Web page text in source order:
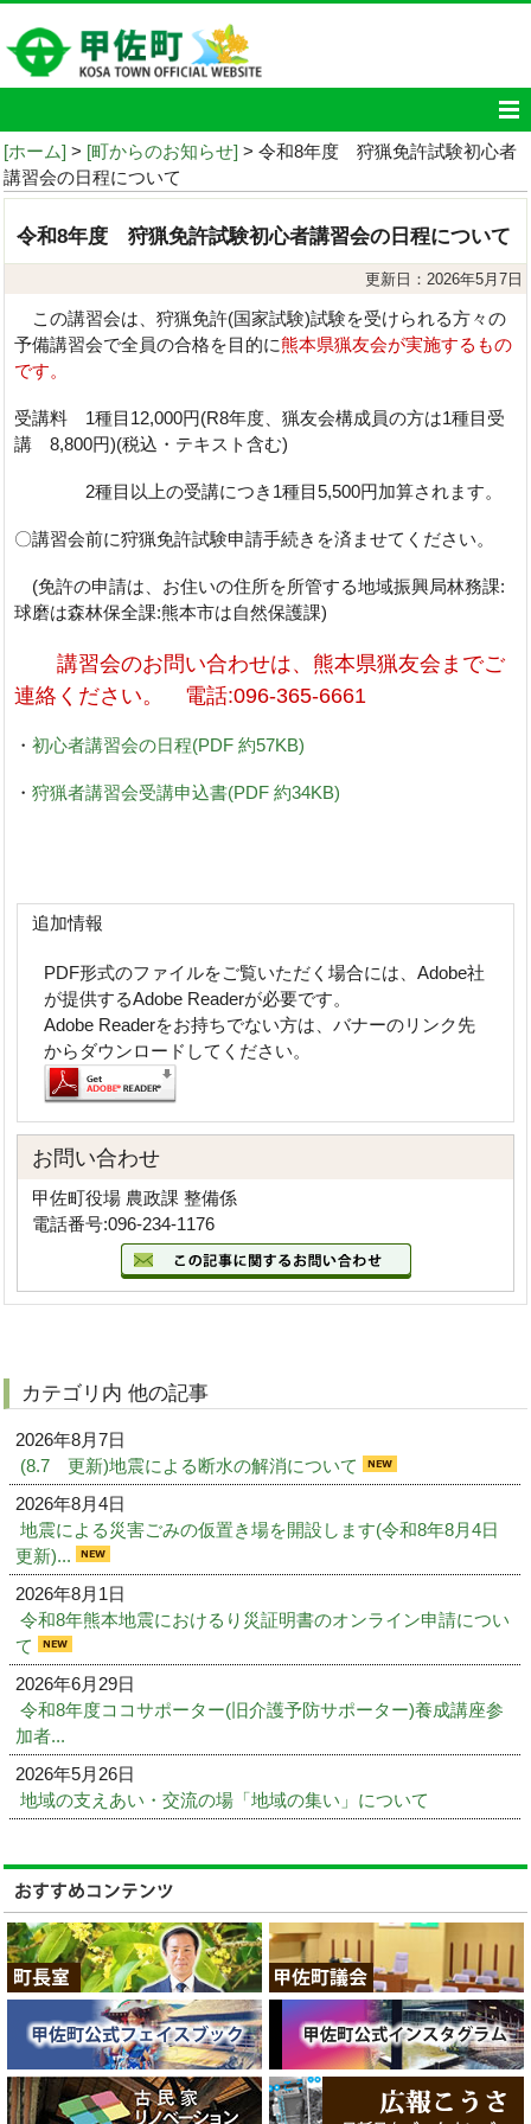
[ホーム] > [町からのお知らせ] > 令和8年度 狩猟免許試験初心者
講習会の日程について
令和8年度 狩猟免許試験初心者講習会の日程について
更新日：2026年5月7日
この講習会は、狩猟免許(国家試験)試験を受けられる方々の
予備講習会で全員の合格を目的に熊本県猟友会が実施するもの
です。
受講料 1種目12,000円(R8年度、猟友会構成員の方は1種目受
講 8,800円)(税込・テキスト含む)
2種目以上の受講につき1種目5,500円加算されます。
〇講習会前に狩猟免許試験申請手続きを済ませてください。
(免許の申請は、お住いの住所を所管する地域振興局林務課:
球磨は森林保全課:熊本市は自然保護課)
講習会のお問い合わせは、熊本県猟友会までご
連絡ください。 電話:096-365-6661
・ 初心者講習会の日程(PDF 約57KB)
・ 狩猟者講習会受講申込書(PDF 約34KB)
追加情報
PDF形式のファイルをご覧いただく場合には、Adobe社
が提供するAdobe Readerが必要です。
Adobe Readerをお持ちでない方は、バナーのリンク先
からダウンロードしてください。
お問い合わせ
甲佐町役場 農政課 整備係
電話番号:096-234-1176
カテゴリ内 他の記事
2026年8月7日
(8.7 更新)地震による断水の解消について
2026年8月4日
地震による災害ごみの仮置き場を開設します(令和8年8月4日
更新)...
2026年8月1日
令和8年熊本地震におけるり災証明書のオンライン申請につい
て
2026年6月29日
令和8年度ココサポーター(旧介護予防サポーター)養成講座参
加者...
2026年5月26日
地域の支えあい・交流の場「地域の集い」について